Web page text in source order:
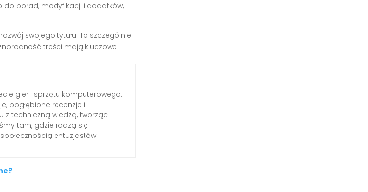
do porad, modyfikacji i dodatków,
swojego tytułu. To szczególnie
treści mają kluczowe
gier i sprzętu komputerowego.
pogłębione recenzje i
z techniczną wiedzą, tworząc
tam, gdzie rodzą się
entuzjastów